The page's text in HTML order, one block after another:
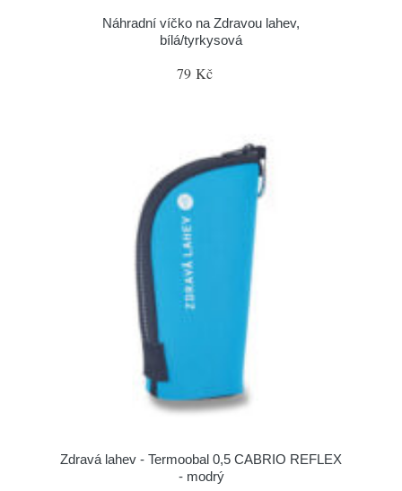
Náhradní víčko na Zdravou lahev,
bílá/tyrkysová
79 Kč
Zdravá lahev - Termoobal 0,5 CABRIO REFLEX
- modrý